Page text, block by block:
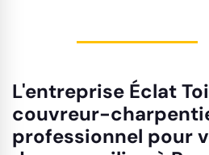
L'entreprise Éclat
couvreur-
professionnel pour